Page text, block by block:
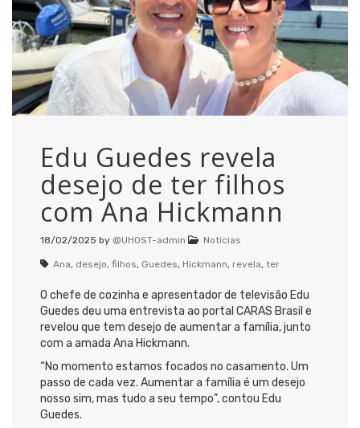
Edu Guedes revela
desejo de ter filhos
com Ana Hickmann
18/02/2025 by @UHOST-admin Notícias
Ana, desejo, filhos, Guedes, Hickmann, revela, ter
O chefe de cozinha e apresentador de televisão Edu
Guedes deu uma entrevista ao portal CARAS Brasil e
revelou que tem desejo de aumentar a família, junto
com a amada Ana Hickmann.
“No momento estamos focados no casamento. Um
passo de cada vez. Aumentar a família é um desejo
nosso sim, mas tudo a seu tempo”, contou Edu
Guedes.